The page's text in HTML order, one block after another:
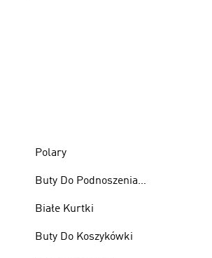
Polary
Buty Do Podnoszenia
Białe Kurtki
Buty Do Koszykówki